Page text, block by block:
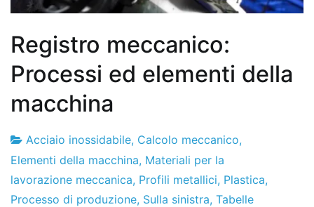
Registro meccanico:
Processi ed elementi della
macchina
Fabbrica
di
progetti
26
l'ottobre
2011
Acciaio inossidabile, Calcolo meccanico,
Elementi della macchina, Materiali per la
lavorazione meccanica, Profili metallici, Plastica,
Processo di produzione, Sulla sinistra, Tabelle